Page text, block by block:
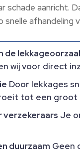
schade aanricht.​
snelle
de
wij voor direct
Door lekkages
tot een groot
verzekeraars Je
duurzaam Geen